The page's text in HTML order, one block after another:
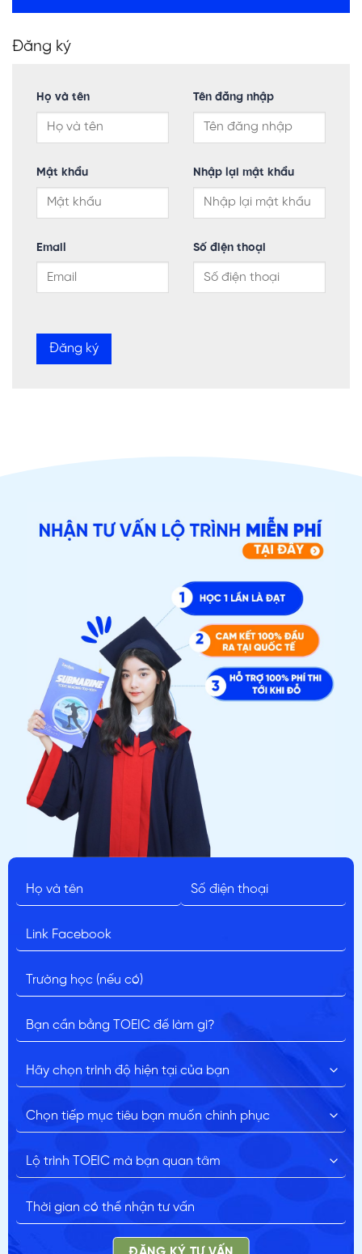
Đăng ký
Họ và tên Tên đăng nhập
Mật khẩu Nhập lại mật khẩu
Email Số điện thoại
Đăng ký